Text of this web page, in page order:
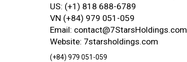
US: (+1) 818 688-6789
VN (+84) 979 051-059
Email: contact@7StarsHoldings.com
Website: 7starsholdings.com
(+84) 979 051-059